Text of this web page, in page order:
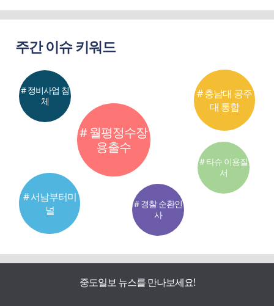
주간 이슈 키워드
# 월평정수장
용출수
# 서남부터미
널
# 충남대 공주
대 통합
# 정비사업 침
체
# 경찰 순환인
사
# 타슈 이용질
서
중도일보 뉴스를 만나보세요!